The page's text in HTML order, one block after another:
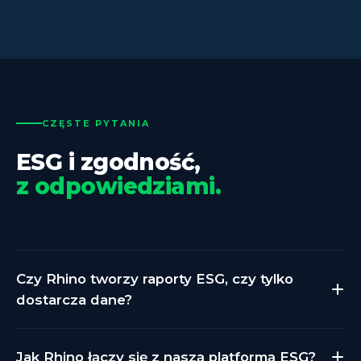
CZĘSTE PYTANIA
ESG i zgodność,
z odpowiedziami.
Czy Rhino tworzy raporty ESG, czy tylko
dostarcza dane?
Jak Rhino łączy się z naszą platformą ESG?